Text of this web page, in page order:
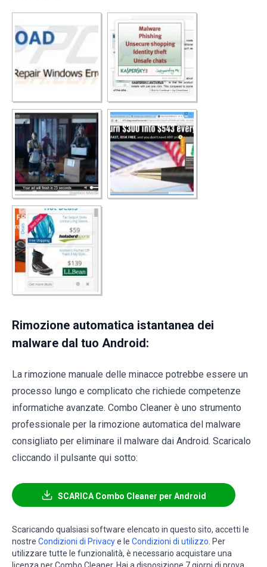
Rimozione automatica istantanea dei
malware dal tuo Android:
La rimozione manuale delle minacce potrebbe essere un
processo lungo e complicato che richiede competenze
informatiche avanzate. Combo Cleaner è uno strumento
professionale per la rimozione automatica del malware
consigliato per eliminare il malware dai Android. Scaricalo
cliccando il pulsante qui sotto:
SCARICA Combo Cleaner per Android
Scaricando qualsiasi software elencato in questo sito, accetti le
nostre Condizioni di Privacye le Condizioni di utilizzo . Per
utilizzare tutte le funzionalità, è necessario acquistare una